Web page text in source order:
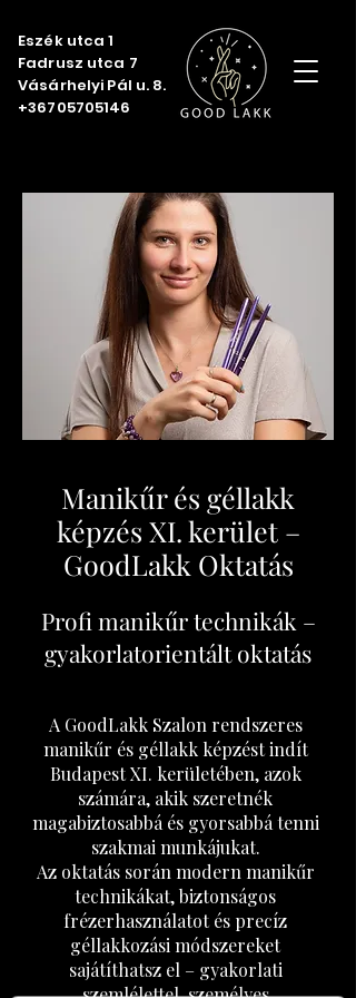
Eszék utca 1
Fadrusz utca 7
Vásárhelyi Pál u. 8.
+36705705146
Manikűr és géllakk
képzés XI. kerület –
GoodLakk Oktatás
Profi manikűr technikák –
gyakorlatorientált oktatás
A GoodLakk Szalon rendszeres
manikűr és géllakk képzést indít
Budapest XI. kerületében, azok
számára, akik szeretnék
magabiztosabbá és gyorsabbá tenni
szakmai munkájukat.
Az oktatás során modern manikűr
technikákat, biztonságos
frézerhasználatot és precíz
géllakkozási módszereket
sajátíthatsz el – gyakorlati